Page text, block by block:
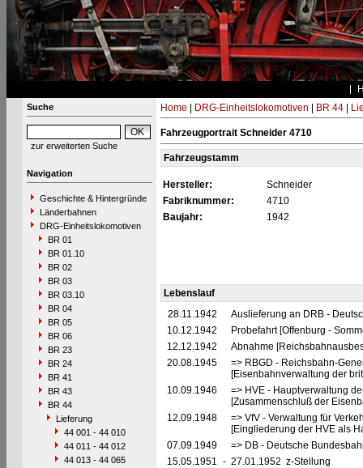
Suche
zur erweiterten Suche
Navigation
Geschichte & Hintergründe
Länderbahnen
DRG-Einheitslokomotiven
BR 01
BR 01.10
BR 02
BR 03
BR 03.10
BR 04
BR 05
BR 06
BR 23
BR 24
BR 41
BR 43
BR 44
Lieferung
44 001 - 44 010
44 011 - 44 012
44 013 - 44 065
Home DRG-Einheitslokomotiven BR 44|
Fahrzeugportrait Schneider 4710
Fahrzeugstamm
Hersteller:
Schneider
Fabriknummer:
4710
Baujahr:
1942
Lebenslauf
28.11.1942
Auslieferung an DRB -
10.12.1942
Probefahrt [Offenburg -
12.12.1942
Abnahme
20.08.1945
=> RBGD - Reichsbahn-
[Eisenbahnverwaltung der
10.09.1946
=> HVE - Hauptverwaltung
[Zusammenschluß der
12.09.1948
=> VfV - Verwaltung für
[Eingliederung der HVE als
07.09.1949
=> DB - Deutsche
15.05.1951 - 27.01.1952 z-Stellung